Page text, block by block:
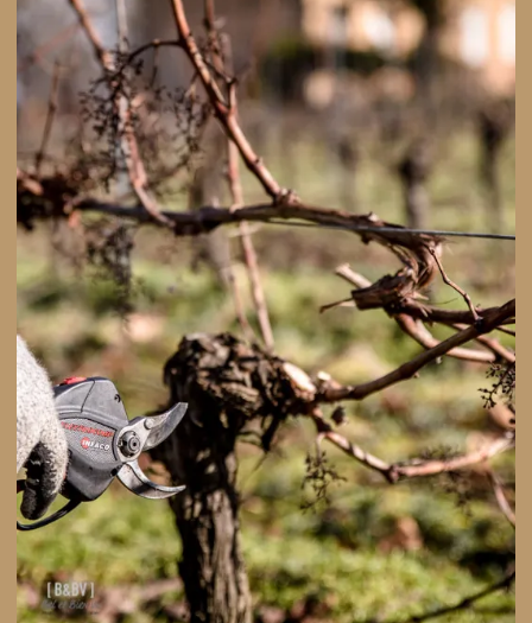
Jour de neige au domaine
de Cadeillac
r de neige